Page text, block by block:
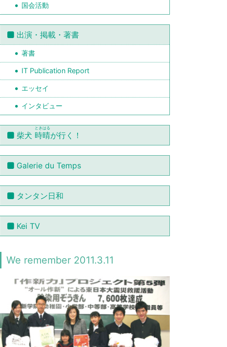
国会活動
出演・掲載・著書
著書
IT Publication Report
エッセイ
インタビュー
柴犬 時晴
ときはる
が行く！
Galerie du Temps
タンタン日和
Kei TV
We remember 2011.3.11